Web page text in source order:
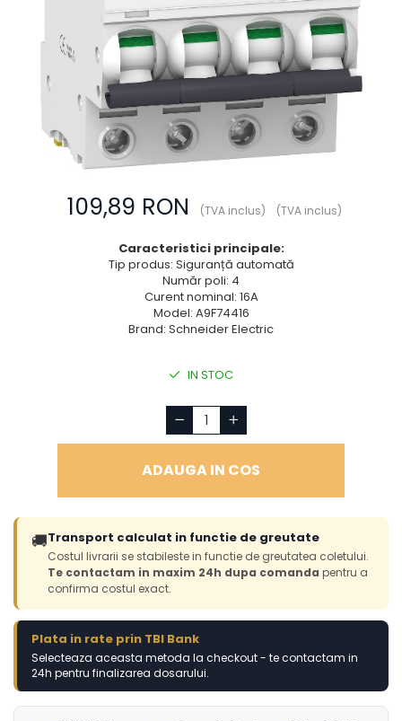
Prize TV
Prize și fișe industriale
Rame
Suporturi de fixare
Variator de tensiune
Întrerupătoare
109,89 RON (TVA inclus) (TVA inclus)
Caracteristici principale:
Tip produs: Siguranță automată
Număr poli: 4
Curent nominal: 16A
Model: A9F74416
Brand: Schneider Electric
IN STOC
ADAUGA IN COS
🚚Transport calculat in functie de greutate
Costul livrarii se stabileste in functie de greutatea coletului.
Te contactam in maxim 24h dupa comanda pentru a
confirma costul exact.
Plata in rate prin TBI Bank
Selecteaza aceasta metoda la checkout - te contactam in
24h pentru finalizarea dosarului.